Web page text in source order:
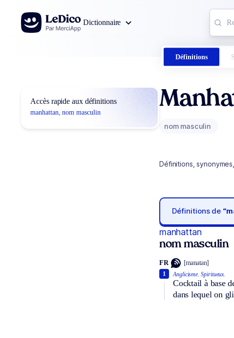
Aller au contenu
Dictionnaire
Définitions
Accès rapide aux définitions
manhattan, nom masculin
nom masculin
Définitions,
Définitions de
manhattan
nom masculin
FR [manatan]
Anglicisme. Spiritueux.
Cocktail à base
dans lequel on
1